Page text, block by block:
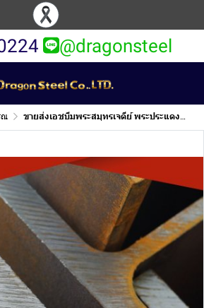
@dragonsteel
ณ ขายส่งเอชบีมพระสมุทรเจดีย์ พระประแดง สมุทรปราการ